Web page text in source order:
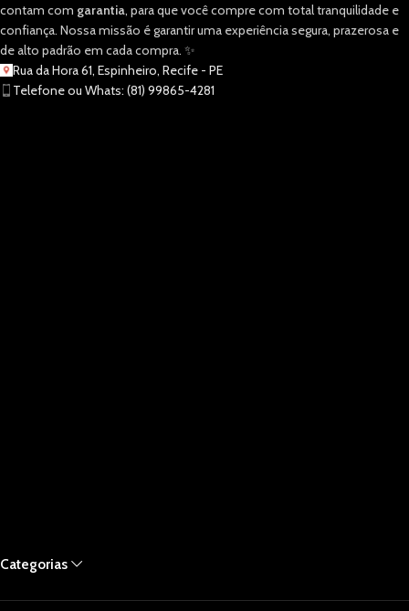
contam com garantia, para que você compre com total tranquilidade e
confiança. Nossa missão é garantir uma experiência segura, prazerosa e
de alto padrão em cada compra. ✨
Rua da Hora 61, Espinheiro, Recife - PE
Telefone ou Whats: (81) 99865-4281
Categorias